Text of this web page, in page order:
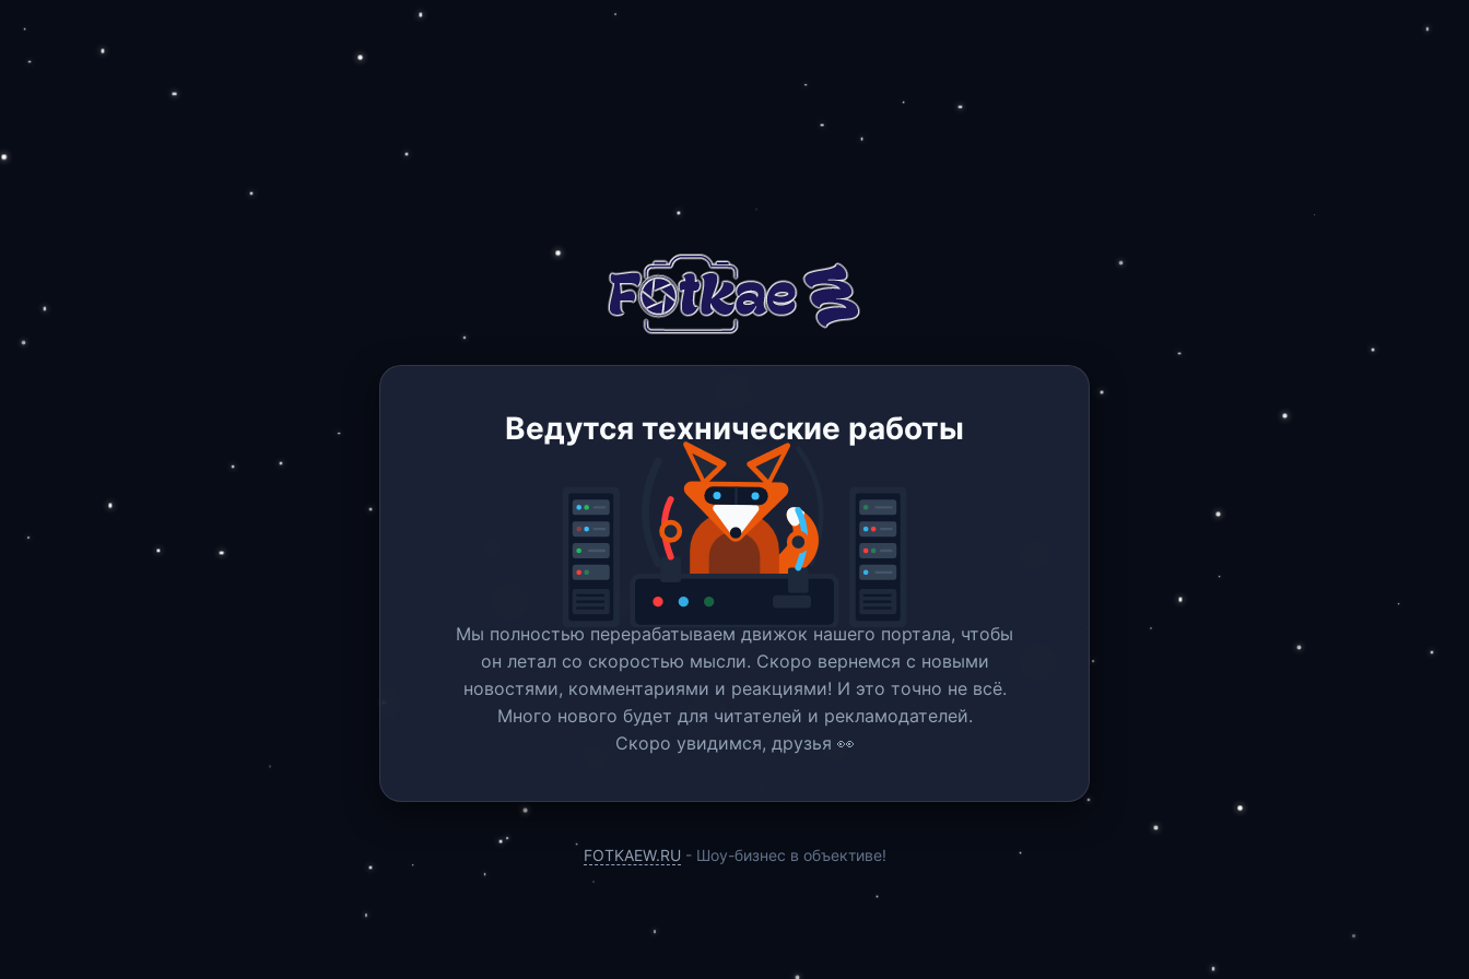
Ведутся технические работы
Мы полностью перерабатываем движок нашего портала, чтобы
он летал со скоростью мысли. Скоро вернемся c новыми
новостями, комментариями и реакциями! И это точно не всё.
Много нового будет для читателей и рекламодателей.
Скоро увидимся, друзья 👀
FOTKAEW.RU - Шоу-бизнес в объективе!